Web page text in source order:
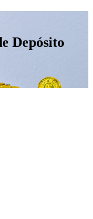
Depósito